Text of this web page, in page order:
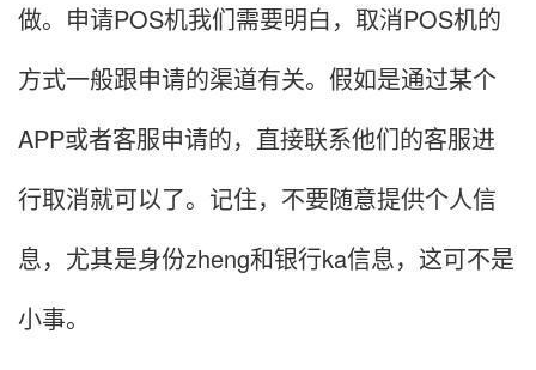
做。申请POS机我们需要明白，取消POS机的
方式一般跟申请的渠道有关。假如是通过某个
APP或者客服申请的，直接联系他们的客服进
行取消就可以了。记住，不要随意提供个人信
息，尤其是身份zheng和银行ka信息，这可不是
小事。